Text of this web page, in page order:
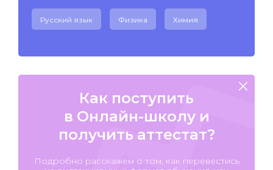
Русский язык Физика Химия
Как поступить
в Онлайн-школу и
получить аттестат?
Подробно расскажем о том, как перевестись